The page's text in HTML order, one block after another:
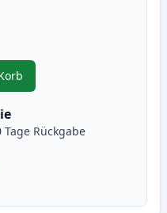
anzupassen
stück Brother LC125Y gelb
Tage Rückgabe